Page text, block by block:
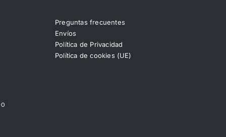
Preguntas frecuentes
Envíos
Política de Privacidad
Política de cookies (UE)